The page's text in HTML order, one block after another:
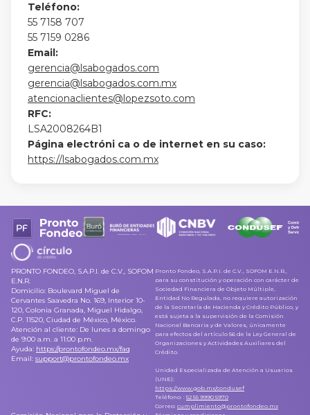
Teléfono:
55 7158 707
55 7159 0286
Email:
gerencia@lsabogados.com
gerencia@lsabogados.com.mx
atencionaclientes@lopezsoto.com
RFC:
LSA2008264B1
Página electróni ca o de internet en su caso:
https://lsabogados.com.mx
PRONTO FONDEO, S.A.P.I. de C.V., SOFOM
E.N.R.
Domicilio: Boulevard Miguel de
Cervantes Saavedra No. 169, Interior 10-
120, Colonia Granada, Miguel Hidalgo,
C.P. 11520, Ciudad de México, México.
Atención al cliente: De lunes a domingo
de 9:00 a.m. a 11:00 p.m.
Ayuda: https://prontofondeo.mx/faq
Email: support@prontofondeo.mx
Pronto Fondeo, S.A.P.I. de C.V., SOFOM E.N.R.,
para su constitución y operación con carácter de
Sociedad Financiera de Objeto Múltiple,
Entidad No Regulada, no requiere autorización
de la Secretaría de Hacienda y Crédito Público, y
está sujeta a la supervisión de la Comisión
Nacional Bancaria y de Valores, únicamente
para efectos del artículo 56 de la Ley General de
Organizaciones y Actividades Auxiliares del
Crédito.
Unidad Especializada de Atención a Usuarios
(UNE):
https://www.gob.mx/condusef
Teléfono: : 52 55 9990 5970
Correo: cumplimiento@prontofondeo.mx